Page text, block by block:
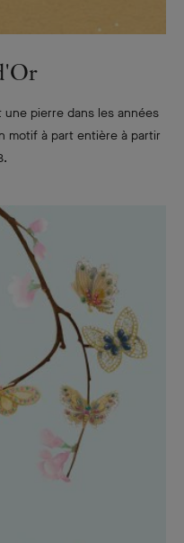
pierre dans les années
motif à part entière à partir